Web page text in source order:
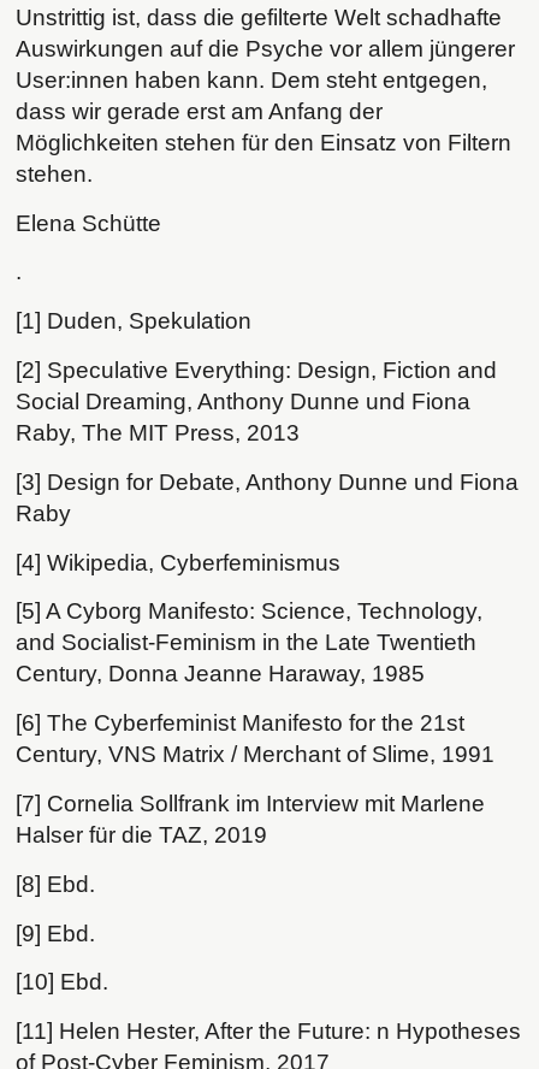
Unstrittig ist, dass die gefilterte Welt schadhafte
Auswirkungen auf die Psyche vor allem jüngerer
User:innen haben kann. Dem steht entgegen,
dass wir gerade erst am Anfang der
Möglichkeiten stehen für den Einsatz von Filtern
stehen.
Elena Schütte
.
[1] Duden, Spekulation
[2] Speculative Everything: Design, Fiction and
Social Dreaming, Anthony Dunne und Fiona
Raby, The MIT Press, 2013
[3] Design for Debate, Anthony Dunne und Fiona
Raby
[4] Wikipedia, Cyberfeminismus
[5] A Cyborg Manifesto: Science, Technology,
and Socialist-Feminism in the Late Twentieth
Century, Donna Jeanne Haraway, 1985
[6] The Cyberfeminist Manifesto for the 21st
Century, VNS Matrix / Merchant of Slime, 1991
[7] Cornelia Sollfrank im Interview mit Marlene
Halser für die TAZ, 2019
[8] Ebd.
[9] Ebd.
[10] Ebd.
[11] Helen Hester, After the Future: n Hypotheses
of Post-Cyber Feminism, 2017